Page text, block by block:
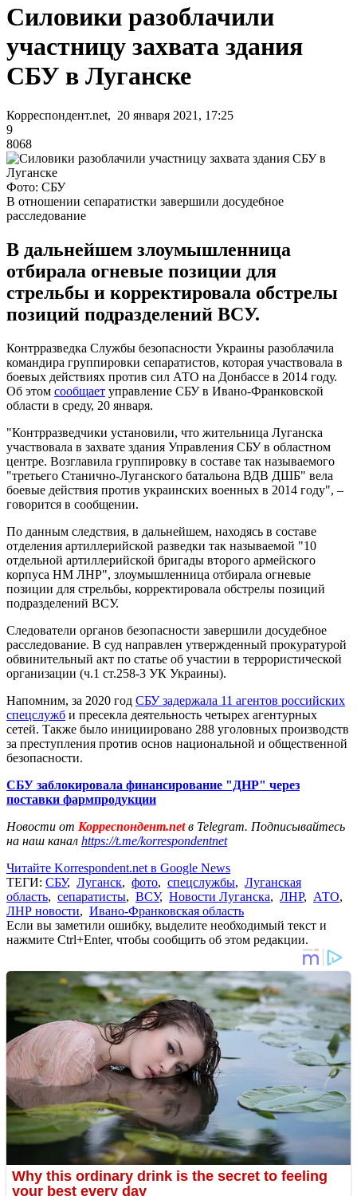
Силовики разоблачили
участницу захвата здания
СБУ в Луганске
Корреспондент.net, 20 января 2021, 17:25
9
8068
Фото: СБУ
В отношении сепаратистки завершили досудебное
расследование
В дальнейшем злоумышленница
отбирала огневые позиции для
стрельбы и корректировала обстрелы
позиций подразделений ВСУ.
Контрразведка Службы безопасности Украины разоблачила
командира группировки сепаратистов, которая участвовала в
боевых действиях против сил АТО на Донбассе в 2014 году.
Об этом сообщает управление СБУ в Ивано-Франковской
области в среду, 20 января.
"Контрразведчики установили, что жительница Луганска
участвовала в захвате здания Управления СБУ в областном
центре. Возглавила группировку в составе так называемого
"третьего Станично-Луганского батальона ВДВ ДШБ" вела
боевые действия против украинских военных в 2014 году", –
говорится в сообщении.
По данным следствия, в дальнейшем, находясь в составе
отделения артиллерийской разведки так называемой "10
отдельной артиллерийской бригады второго армейского
корпуса НМ ЛНР", злоумышленница отбирала огневые
позиции для стрельбы, корректировала обстрелы позиций
подразделений ВСУ.
Следователи органов безопасности завершили досудебное
расследование. В суд направлен утвержденный прокуратурой
обвинительный акт по статье об участии в террористической
организации (ч.1 ст.258-3 УК Украины).
Напомним, за 2020 год СБУ задержала 11 агентов российских
спецслужб и пресекла деятельность четырех агентурных
сетей. Также было инициировано 288 уголовных производств
за преступления против основ национальной и общественной
безопасности.
СБУ заблокировала финансирование "ДНР" через
поставки фармпродукции
Новости от Корреспондент.netв Telegram. Подписывайтесь
на наш канал https://t.me/korrespondentnet
Читайте Korrespondent.net в Google News
ТЕГИ: СБУ, Луганск, фото, спецслужбы, Луганская
область, сепаратисты, ВСУ, Новости Луганска, ЛНР, АТО,
ЛНР новости, Ивано-Франковская область
Если вы заметили ошибку, выделите необходимый текст и
нажмите Ctrl+Enter, чтобы сообщить об этом редакции.